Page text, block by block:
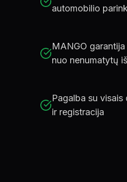
automobilio
MANGO
nuo nenumatytų
Pagalba su visais
ir registracija